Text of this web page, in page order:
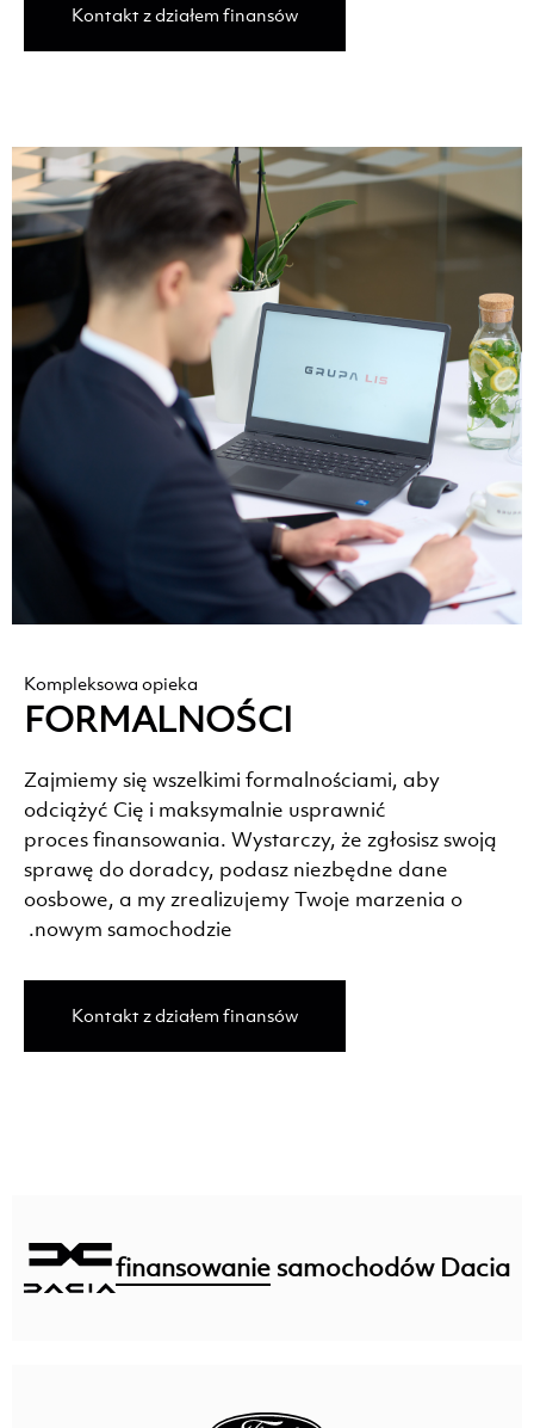
Kontakt z działem finansów
Kompleksowa opieka
FORMALNOŚCI
Zajmiemy się wszelkimi formalnościami, aby
odciążyć Cię i maksymalnie usprawnić
proces finansowania. Wystarczy, że zgłosisz swoją
sprawę do doradcy, podasz niezbędne dane
oosbowe, a my zrealizujemy Twoje marzenia o
nowym samochodzie.
Kontakt z działem finansów
finansowanie samochodów Dacia